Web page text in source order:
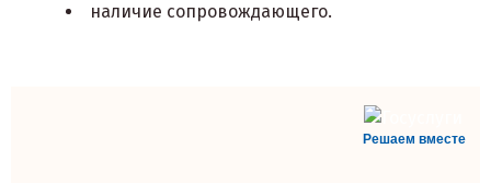
наличие сопровождающего.
Решаем вместе